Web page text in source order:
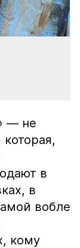
— не
в
в
вобле
кому